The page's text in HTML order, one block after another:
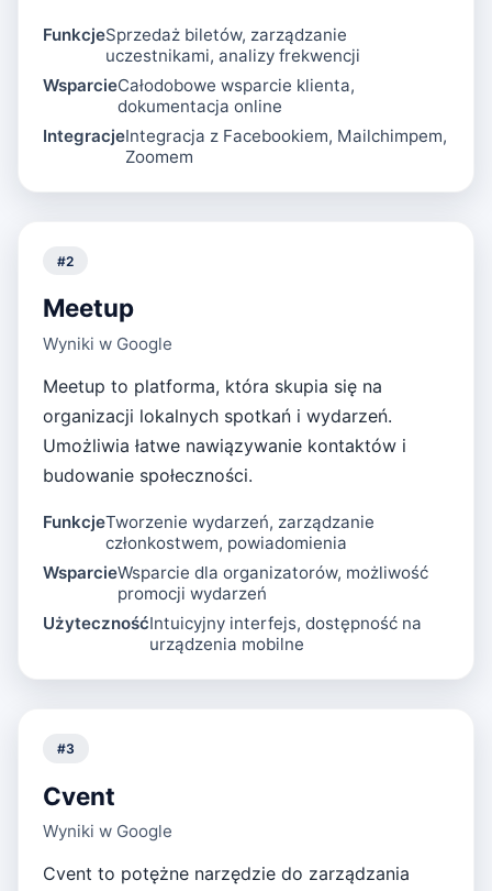
FunkcjeSprzedaż biletów, zarządzanie
uczestnikami, analizy frekwencji
WsparcieCałodobowe wsparcie klienta,
dokumentacja online
IntegracjeIntegracja z Facebookiem, Mailchimpem,
Zoomem
#2
Meetup
Wyniki w Google
Meetup to platforma, która skupia się na
organizacji lokalnych spotkań i wydarzeń.
Umożliwia łatwe nawiązywanie kontaktów i
budowanie społeczności.
FunkcjeTworzenie wydarzeń, zarządzanie
członkostwem, powiadomienia
WsparcieWsparcie dla organizatorów, możliwość
promocji wydarzeń
UżytecznośćIntuicyjny interfejs, dostępność na
urządzenia mobilne
#3
Cvent
Wyniki w Google
Cvent to potężne narzędzie do zarządzania